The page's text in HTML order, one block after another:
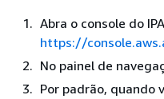
Abra o console do
https://
No painel de
Por padrão, quando